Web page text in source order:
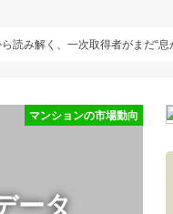
読み解く、一次取得者がまだ“息
ータ
マンションの市場動向